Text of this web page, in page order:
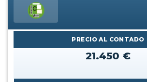
PRECIO AL CONTADO
21.450 €